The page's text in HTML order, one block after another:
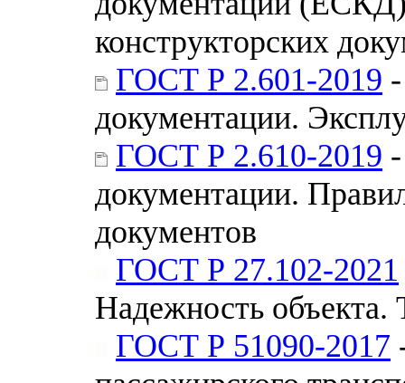
конструкторских
ГОСТ Р 2.601-2019
документации.
ГОСТ Р 2.610-2019
документации.
документов
ГОСТ Р 27.102-2021
Надежность
ГОСТ Р 51090-2017